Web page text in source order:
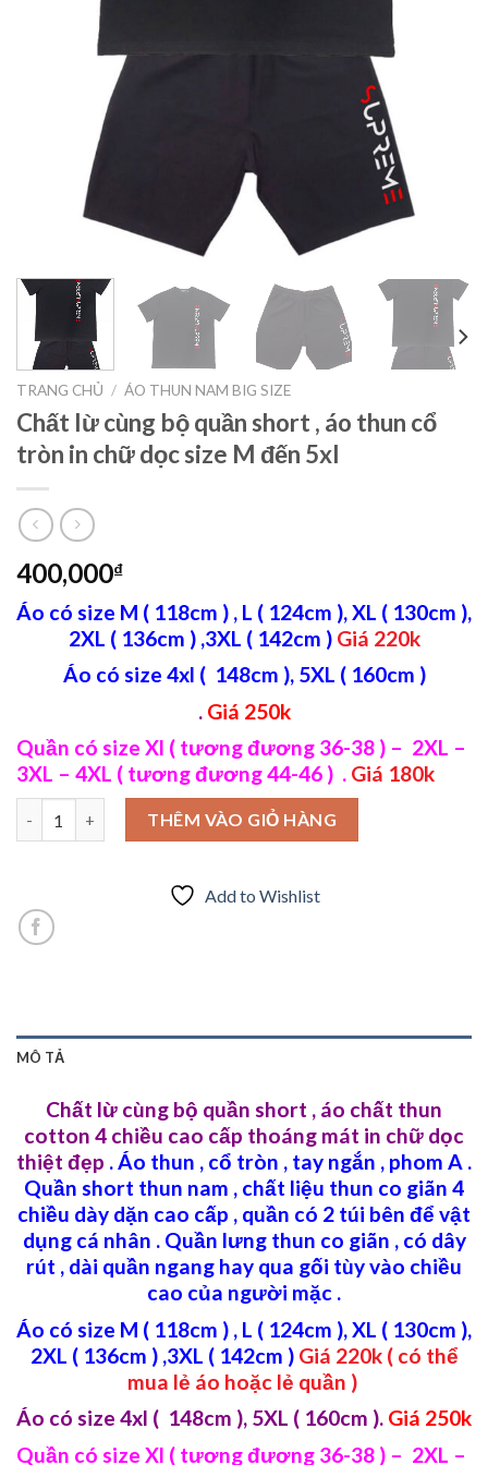
TRANG CHỦ / ÁO THUN NAM BIG SIZE
Chất lừ cùng bộ quần short , áo thun cổ
tròn in chữ dọc size M đến 5xl
400,000₫
Áo có size M ( 118cm ) , L ( 124cm ), XL ( 130cm ),
2XL ( 136cm ) ,3XL ( 142cm ) Giá 220k
Áo có size 4xl ( 148cm ), 5XL ( 160cm )
. Giá 250k
Quần có size Xl ( tương đương 36-38 ) – 2XL –
3XL – 4XL ( tương đương 44-46 ) . Giá 180k
Chất lừ cùng bộ quần short , áo thun cổ tròn in chữ dọc size M
THÊM VÀO GIỎ HÀNG
Add to Wishlist
MÔ TẢ
Chất lừ cùng bộ quần short , áo chất thun
cotton 4 chiều cao cấp thoáng mát in chữ dọc
thiệt đẹp . Áo thun , cổ tròn , tay ngắn , phom A .
Quần short thun nam , chất liệu thun co giãn 4
chiều dày dặn cao cấp , quần có 2 túi bên để vật
dụng cá nhân . Quần lưng thun co giãn , có dây
rút , dài quần ngang hay qua gối tùy vào chiều
cao của người mặc .
Áo có size M ( 118cm ) , L ( 124cm ), XL ( 130cm ),
2XL ( 136cm ) ,3XL ( 142cm ) Giá 220k ( có thể
mua lẻ áo hoặc lẻ quần )
Áo có size 4xl ( 148cm ), 5XL ( 160cm ). Giá 250k
Quần có size Xl ( tương đương 36-38 ) – 2XL –